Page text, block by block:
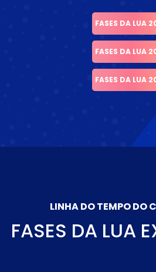
FASES DA LUA
FASES DA LUA
FASES DA LUA
LINHA DO TEMPO DO
FASES DA LUA